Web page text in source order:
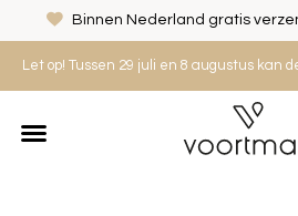
Binnen Nederland gratis